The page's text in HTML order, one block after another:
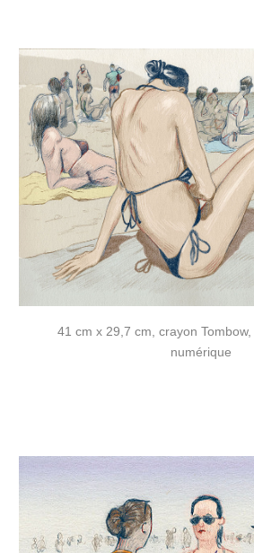
41 cm x 29,7 cm, crayon
numérique